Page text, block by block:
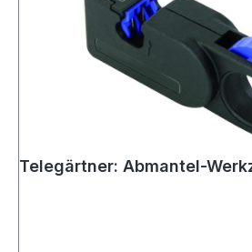
Telegärtner: Abmantel-